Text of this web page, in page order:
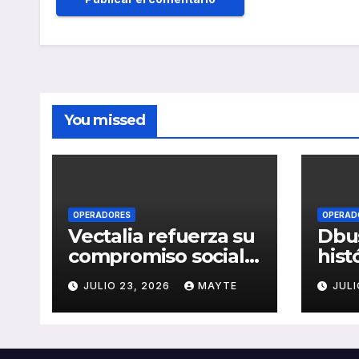
You missed
OPERADORES
Vectalia refuerza su
compromiso social y
medioambiental
con la publicación
de su Memoria de
JULIO 23, 2026 MAYTE
del